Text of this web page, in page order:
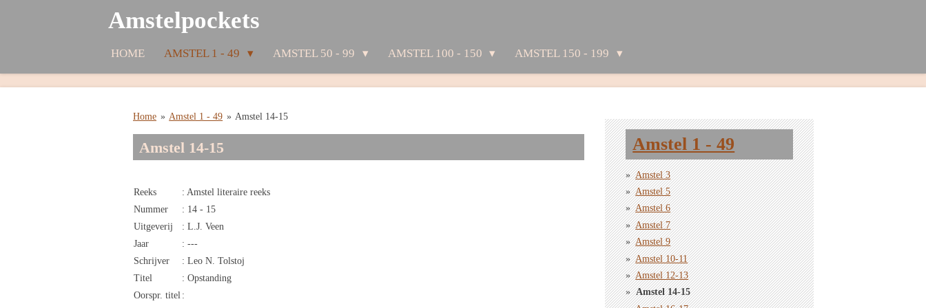
hoofdinhoud
Amstelpockets
HOME AMSTEL 1 - 49 AMSTEL 50 - 99 AMSTEL 100 - 150 AMSTEL 150 - 199
Home » Amstel 1 - 49 » Amstel 14-15
Amstel 14-15
Reeks
: Amstel literaire reeks
Nummer
: 14 - 15
Uitgeverij
: L.J. Veen
Jaar
: ---
Schrijver
: Leo N. Tolstoj
Titel
: Opstanding
Oorspr. titel :
Amstel 1 - 49
Amstel 3
Amstel 5
Amstel 6
Amstel 7
Amstel 9
Amstel 10-11
Amstel 12-13
Amstel 14-15